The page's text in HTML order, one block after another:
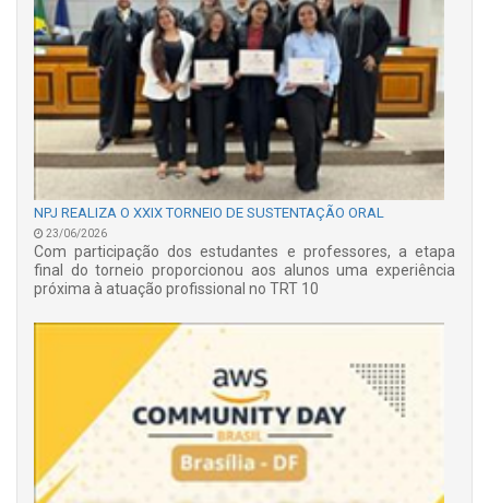
NPJ REALIZA O XXIX TORNEIO DE SUSTENTAÇÃO ORAL
23/06/2026
Com participação dos estudantes e professores, a etapa
final do torneio proporcionou aos alunos uma experiência
próxima à atuação profissional no TRT 10